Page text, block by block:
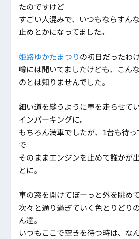
たのですけど
すごい人混みで、いつもならすん
止めとかになってました。
姫路ゆかたまつりの初日だったわ
噂には聞いてましたけども、こん
のとは知りませんでした。
細い道を縫うように車を走らせて
インパーキングに。
もちろん満車でしたが、1台も待
で
そのままエンジンを止めて誰かが
とに。
車の窓を開けてぼーっと外を眺め
次々と通り過ぎていく色とりどり
ん達。
いつもここで空きを待つ時は、な